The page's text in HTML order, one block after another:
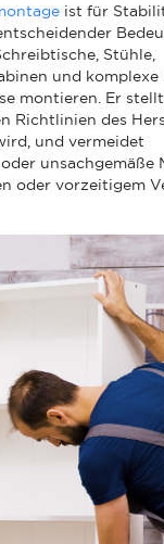
ist für
Stühle,
und komplexe
montieren. Er stellt
Richtlinien des
und vermeidet
unsachgemäße
oder vorzeitigem